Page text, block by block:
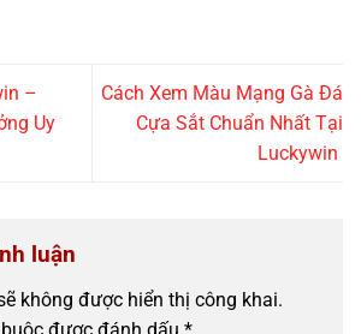
–
Uy
Cách Xem Màu Mạng Gà Đá
Cựa Sắt Chuẩn Nhất Tại
Luckywin
luận
không được hiển thị công khai.
được đánh dấu *